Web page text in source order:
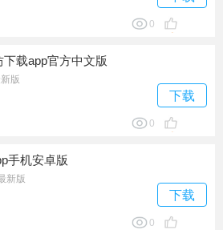
0
载app官方中文版
版
下载
0
手机安卓版
新版
下载
0